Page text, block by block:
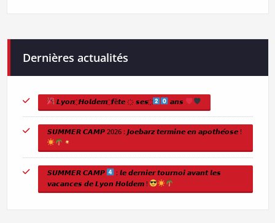
Dernières actualités
𝙇𝙮𝙤𝙣 ҉ 𝙃𝙤𝙡𝙙𝙚𝙢 ҉ 𝙛ê𝙩𝙚 ҉ 𝙨𝙚𝙨 ҉ 𝙖𝙣𝙨
𝙎𝙐𝙈𝙈𝙀𝙍 𝘾𝘼𝙈𝙋 2026 : 𝙅𝙤𝙚𝙗𝙖𝙧𝙯 𝙩𝙚𝙧𝙢𝙞𝙣𝙚 𝙚𝙣 𝙖𝙥𝙤𝙩𝙝𝙚́𝙤𝙨𝙚 !
𝙎𝙐𝙈𝙈𝙀𝙍 𝘾𝘼𝙈𝙋
: 𝙡𝙚 𝙙𝙚𝙧𝙣𝙞𝙚𝙧 𝙩𝙤𝙪𝙧𝙣𝙤𝙞 𝙖𝙫𝙖𝙣𝙩 𝙡𝙚𝙨
𝙫𝙖𝙘𝙖𝙣𝙘𝙚𝙨 𝙙𝙚 𝙇𝙮𝙤𝙣 𝙃𝙤𝙡𝙙𝙚𝙢 !